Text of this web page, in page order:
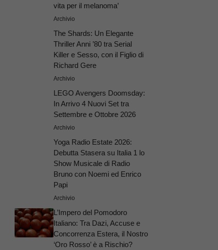
vita per il melanoma’
Archivio
The Shards: Un Elegante
Thriller Anni ’80 tra Serial
Killer e Sesso, con il Figlio di
Richard Gere
Archivio
LEGO Avengers Doomsday:
In Arrivo 4 Nuovi Set tra
Settembre e Ottobre 2026
Archivio
Yoga Radio Estate 2026:
Debutta Stasera su Italia 1 lo
Show Musicale di Radio
Bruno con Noemi ed Enrico
Papi
Archivio
L’Impero del Pomodoro
Italiano: Tra Dazi, Accuse e
Concorrenza Estera, il Nostro
‘Oro Rosso’ è a Rischio?